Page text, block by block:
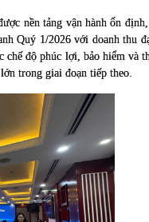
nền tảng vận hành ổn
Quý 1/2026 với doanh thu
độ phúc lợi, bảo hiểm và
trong giai đoạn tiếp theo.